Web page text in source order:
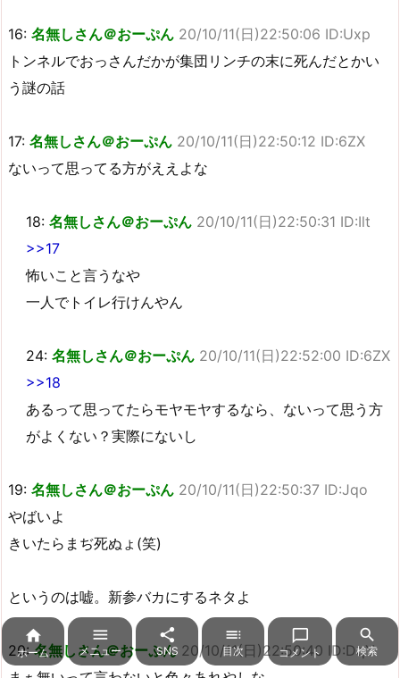
16: 名無しさん＠おーぷん 20/10/11(日)22:50:06 ID:Uxp
トンネルでおっさんだかが集団リンチの末に死んだとかい
う謎の話
17: 名無しさん＠おーぷん 20/10/11(日)22:50:12 ID:6ZX
ないって思ってる方がええよな
18: 名無しさん＠おーぷん 20/10/11(日)22:50:31 ID:Ilt
>>17
怖いこと言うなや
一人でトイレ行けんやん
24: 名無しさん＠おーぷん 20/10/11(日)22:52:00 ID:6ZX
>>18
あるって思ってたらモヤモヤするなら、ないって思う方
がよくない？実際にないし
19: 名無しさん＠おーぷん 20/10/11(日)22:50:37 ID:Jqo
やばいよ
きいたらまぢ死ぬょ(笑)
というのは嘘。新参バカにするネタよ
20:名無しさん＠おーぷん 20/10/11(日)22:50:40 ID:DqY

ホーム

メニュー

SNS

目次

コメント

検索